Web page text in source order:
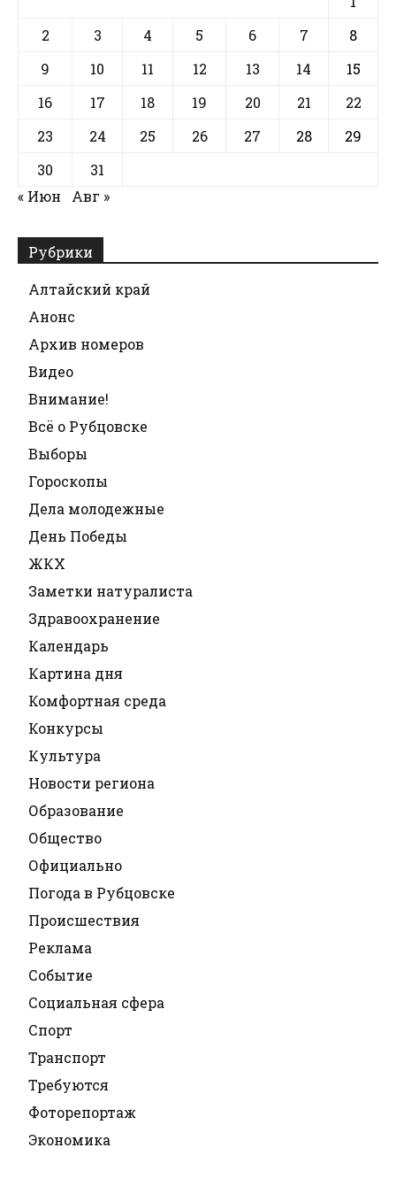
2
3 4 5 6 7
8
9
10 11 12 13 14
15
16
17 18 19 20 21
22
23
24 25 26 27 28
29
30
31
« Июн
Авг »
Рубрики
Алтайский край
Анонс
Архив номеров
Видео
Внимание!
Всё о Рубцовске
Выборы
Гороскопы
Дела молодежные
День Победы
ЖКХ
Заметки натуралиста
Здравоохранение
Календарь
Картина дня
Комфортная среда
Конкурсы
Культура
Новости региона
Образование
Общество
Официально
Погода в Рубцовске
Происшествия
Реклама
Событие
Социальная сфера
Спорт
Транспорт
Требуются
Фоторепортаж
Экономика